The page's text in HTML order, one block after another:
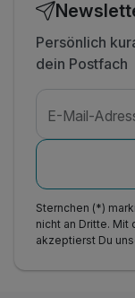
Persönlich
dein Postfach
E-Mail-
Sternchen (*)
nicht an Dritte. Mit
akzeptierst Du